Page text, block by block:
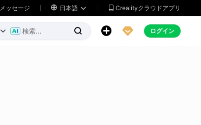
メッセージ  日本語   Crealityクラウドアプリ
    ログイン